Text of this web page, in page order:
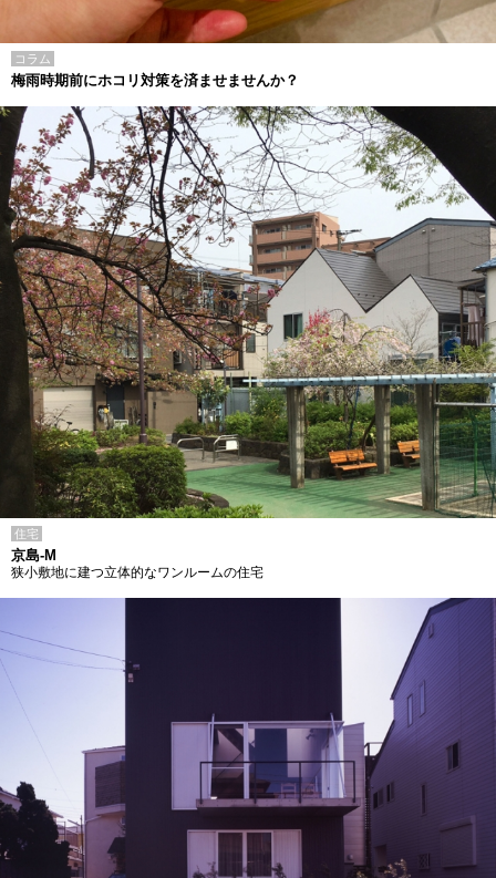
コラム
梅雨時期前にホコリ対策を済ませませんか？
住宅
京島-M
狭小敷地に建つ立体的なワンルームの住宅